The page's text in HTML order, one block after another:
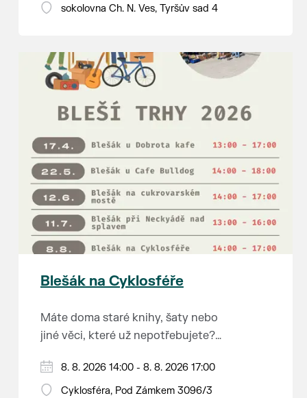
18:00 - ruční stavění máje
14:00 - krojový průvod pro stárky
od hostince “U Buvola”
16:00 - odpolední zábava na
sokolovně
K tanci a poslechu bude hrát DH
Lanžhotčané.
Těšíme se na Vás!
sokolovna Ch. N. Ves, Tyršův sad 4
Blešák na Cyklosféře
Máte doma staré knihy, šaty nebo
jiné věci, které už nepotřebujete?
náušnice nebo cokoliv jiného?
Chcete se zbavit staré sbírky, která
8. 8. 2026 14:00 - 8. 8. 2026 17:00
Cyklosféra, Pod Zámkem 3096/3